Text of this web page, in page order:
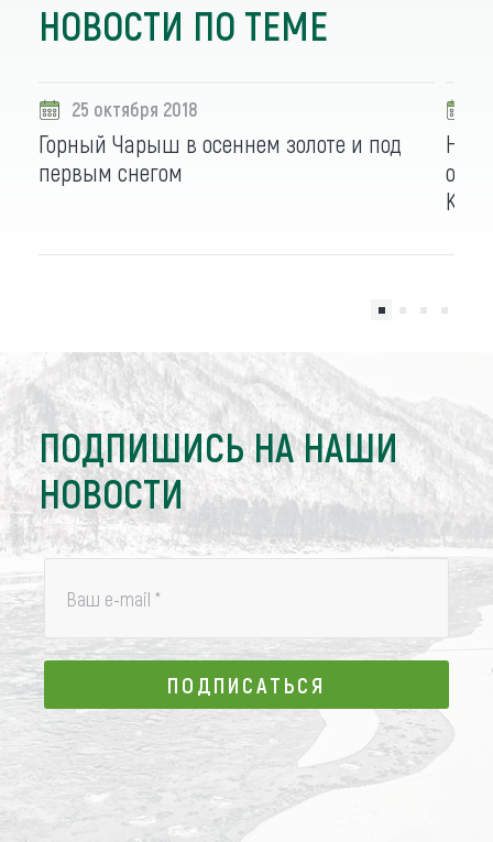
НОВОСТИ ПО ТЕМЕ
25 октября 2018
Горный Чарыш в осеннем золоте и под
первым снегом
На
ПОДПИШИСЬ НА НАШИ
НОВОСТИ
Ваш e-mail *
ПОДПИСАТЬСЯ
ПОДПИСАТЬСЯ